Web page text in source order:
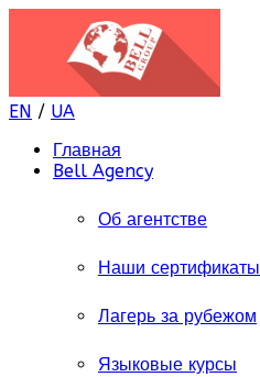
EN / UA
Главная
Bell Agency
Об агентстве
Наши сертификаты
Лагерь за рубежом
Языковые курсы